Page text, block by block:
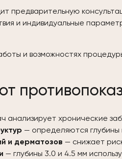
предварительную
и индивидуальные
и возможностях
анализирует хронические
— определяются глубины
и дерматозов — снижает
— глубины 3.0 и 4.5 мм